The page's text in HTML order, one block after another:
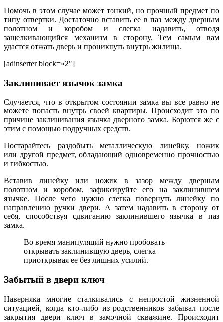
Помочь в этом случае может тонкий, но прочный предмет по
типу отвертки. Достаточно вставить ее в паз между дверным
полотном и коробом и слегка надавить, отводя
защелкивающийся механизм в сторону. Тем самым вам
удастся отжать дверь и проникнуть внутрь жилища.
[adinserter block=»2″]
Заклинивает язычок замка
Случается, что в открытом состоянии замка вы все равно не
можете попасть внутрь своей квартиры. Происходит это по
причине заклинивания язычка дверного замка. Борются же с
этим с помощью подручных средств.
Постарайтесь раздобыть металлическую линейку, ножик
или другой предмет, обладающий одновременно прочностью
и гибкостью.
Вставив линейку или ножик в зазор между дверным
полотном и коробом, зафиксируйте его на заклинившем
язычке. После чего нужно слегка повернуть линейку по
направлению ручки двери. А затем надавить в сторону от
себя, способствуя сдвиганию заклинившего язычка в паз
замка.
Во время манипуляций нужно пробовать
открывать заклинившую дверь, слегка
приоткрывая ее без лишних усилий.
Забытый в двери ключ
Наверняка многие сталкивались с непростой жизненной
ситуацией, когда кто-либо из родственников забывал после
закрытия двери ключ в замочной скважине. Происходит